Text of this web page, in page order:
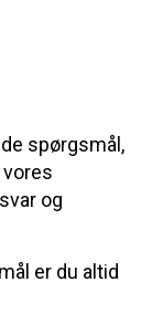
spørgsmål,
og
er du altid